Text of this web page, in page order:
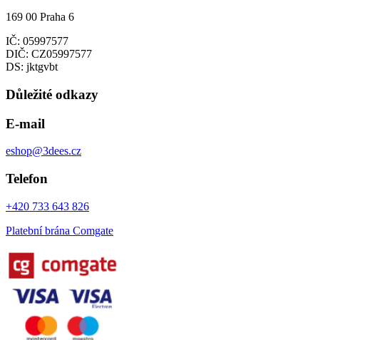
169 00 Praha 6
IČ: 05997577
DIČ: CZ05997577
DS: jktgvbt
Důležité odkazy
E-mail
eshop@3dees.cz
Telefon
+420 733 643 826
Platební brána Comgate